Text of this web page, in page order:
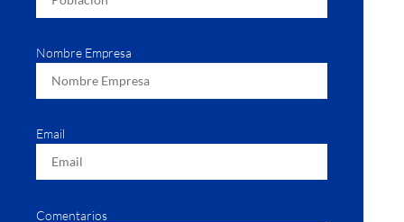
Nombre Empresa
Email
Comentarios